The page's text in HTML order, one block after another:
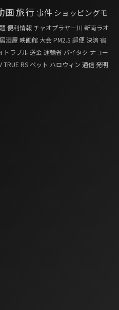
画旅行 事件ショッピングモ
便利情報 チャオプラヤー川 新南ラオ
居酒屋 映画館 大会PM2.5 郵便 決済宿
トラブル 送金 運輸省 バイタク ナコー
TRUE RS ペット ハロウィン 通信発明